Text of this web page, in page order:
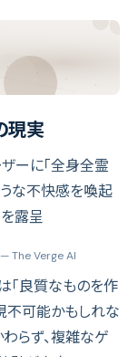
現実
ーに「全身全霊
な不快感を喚起
露呈
— The Verge AI
「良質なものを作
不可能かもしれな
らず、複雑なゲ